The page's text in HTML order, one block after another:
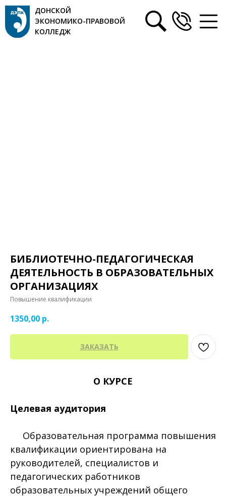
ДОНСКОЙ
ЭКОНОМИКО-ПРАВОВОЙ
КОЛЛЕДЖ
БИБЛИОТЕЧНО-ПЕДАГОГИЧЕСКАЯ
ДЕЯТЕЛЬНОСТЬ В ОБРАЗОВАТЕЛЬНЫХ
ОРГАНИЗАЦИЯХ
Повышение квалификации
1350,00 р.
ЗАКАЗАТЬ
О КУРСЕ
Целевая аудитория
Образовательная программа повышения
квалификации ориентирована на
руководителей, специалистов и
педагогических работников
образовательных учреждений общего